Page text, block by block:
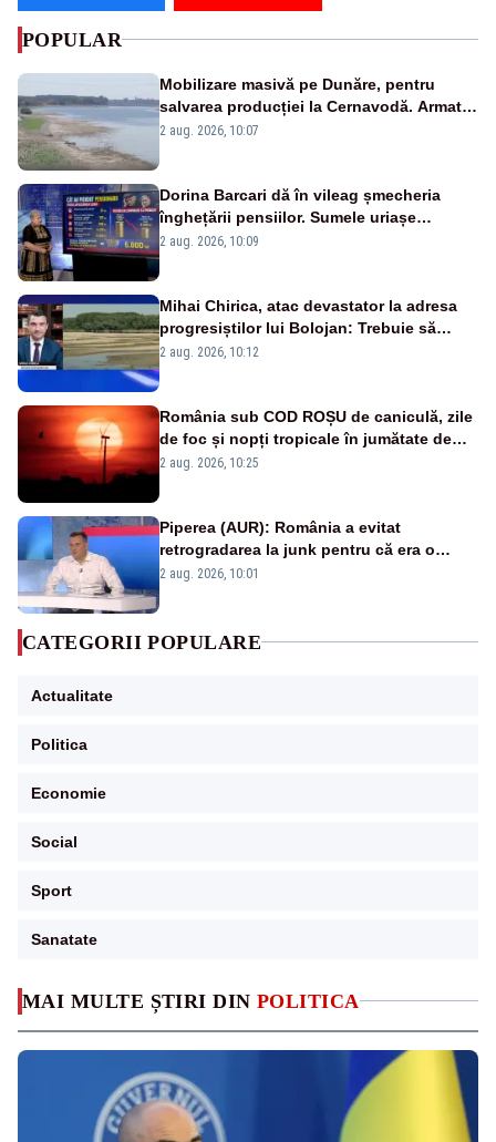
MAI MULTE ȘTIRI DIN POLITICA
POPULAR
Mobilizare masivă pe Dunăre, pentru
salvarea producției la Cernavodă. Armata
va detona o stâncă și va devia apa
2 aug. 2026, 10:07
Dorina Barcari dă în vileag șmecheria
înghețării pensiilor. Sumele uriașe
pierdute de fiecare român
2 aug. 2026, 10:09
Mihai Chirica, atac devastator la adresa
progresiștilor lui Bolojan: Trebuie să
protejăm și natura, dar nu șținem omaneii
2 aug. 2026, 10:12
România sub COD ROȘU de caniculă, zile
de foc și nopți tropicale în jumătate de
țară
2 aug. 2026, 10:25
Piperea (AUR): România a evitat
retrogradarea la junk pentru că era o
catastrofă pentru bănci și fondurile de
2 aug. 2026, 10:01
CATEGORII POPULARE
Actualitate
Politica
Economie
Social
Sport
Sanatate